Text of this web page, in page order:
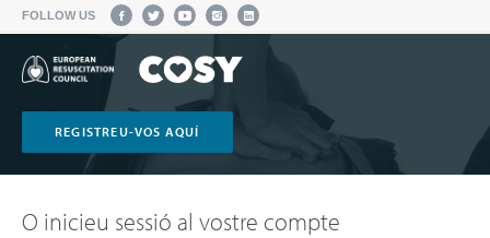
FOLLOW US
REGISTREU-VOS AQUÍ
O inicieu sessió al vostre compte